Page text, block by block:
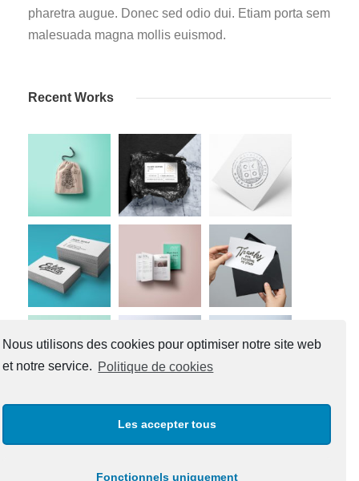
Nous utilisons des cookies pour optimiser notre site web
et notre service. Politique de cookies
Les accepter tous
Fonctionnels uniquement
pharetra augue. Donec sed odio dui. Etiam porta sem
malesuada magna mollis euismod.
Recent Works